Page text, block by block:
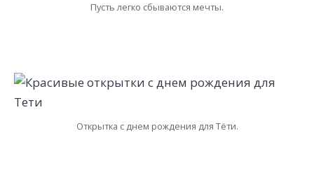
Пусть легко сбываются мечты.
Открытка с днем рождения для Тёти.